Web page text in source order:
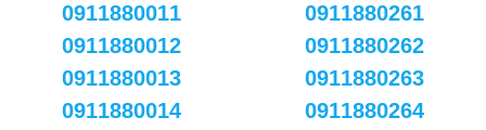
0911880011
0911880012
0911880013
0911880014
0911880261
0911880262
0911880263
0911880264